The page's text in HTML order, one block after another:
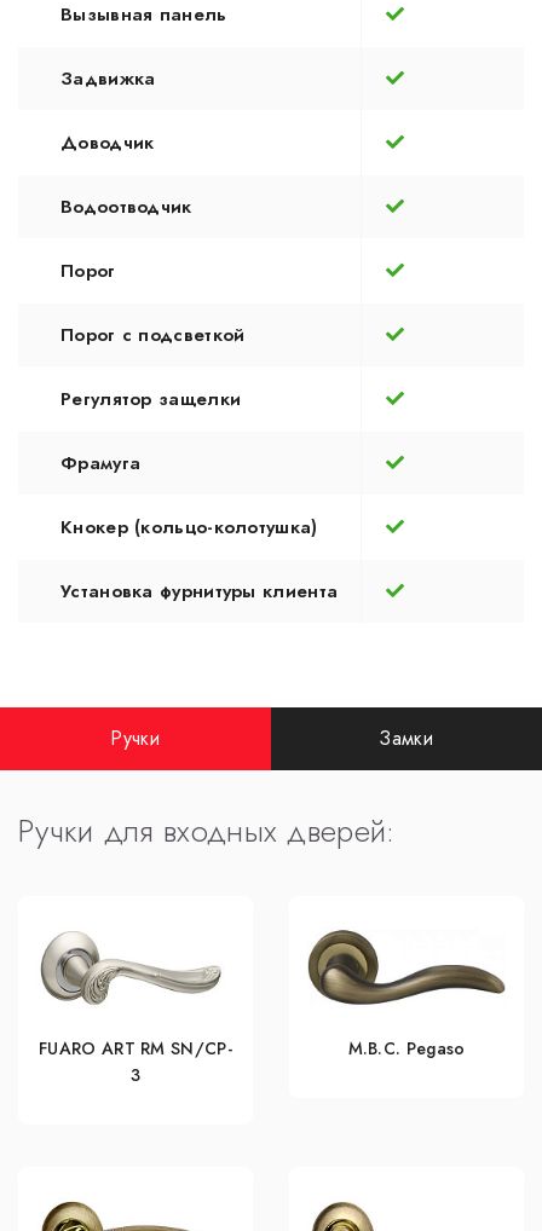
Вызывная панель
Задвижка
Доводчик
Водоотводчик
Порог
Порог с подсветкой
Регулятор защелки
Фрамуга
Кнокер (кольцо-колотушка)
Установка фурнитуры клиента
Ручки Замки
Ручки для входных дверей:
FUARO ART RM SN/CP-
3
M.B.C. Pegaso